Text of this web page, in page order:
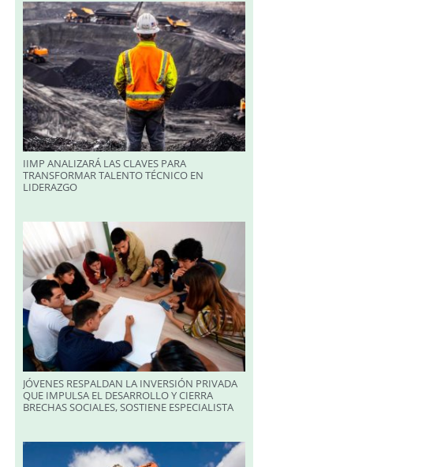
IIMP ANALIZARÁ LAS CLAVES PARA
TRANSFORMAR TALENTO TÉCNICO EN
LIDERAZGO
JÓVENES RESPALDAN LA INVERSIÓN PRIVADA
QUE IMPULSA EL DESARROLLO Y CIERRA
BRECHAS SOCIALES, SOSTIENE ESPECIALISTA